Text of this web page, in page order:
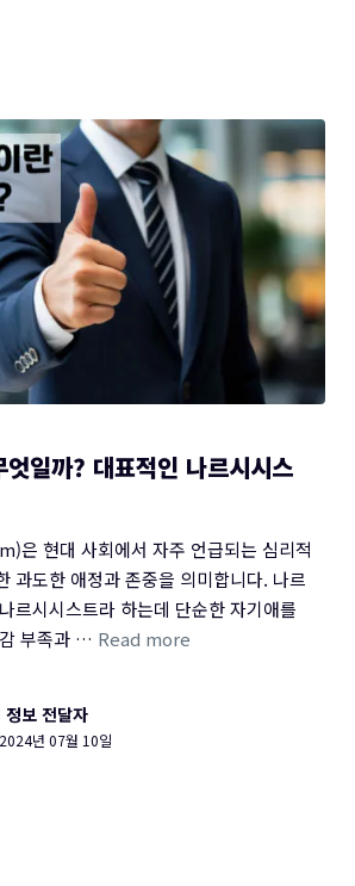
일까? 대표적인 나르시시스
은 현대 사회에서 자주 언급되는 심리적
과도한 애정과 존중을 의미합니다. 나르
르시시스트라 하는데 단순한 자기애를
부족과 … Read more
보 전달자
2024년 07월 10일